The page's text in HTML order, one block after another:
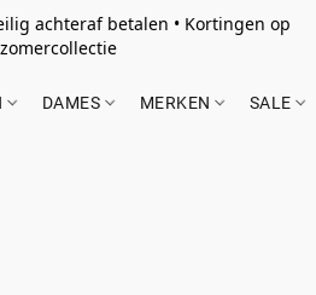
achteraf betalen • Kortingen op
DAMES MERKEN SALE